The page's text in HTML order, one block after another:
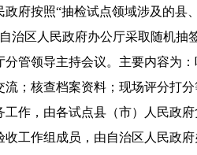
政府按照“抽检试点领域涉及的县
治区人民政府办公厅采取 随机抽
分管领导主持会议。主要内容为
；核查档案资料；现场评分打
工作，由各试点县（市）人民政
工作组成员，由自治区人民政